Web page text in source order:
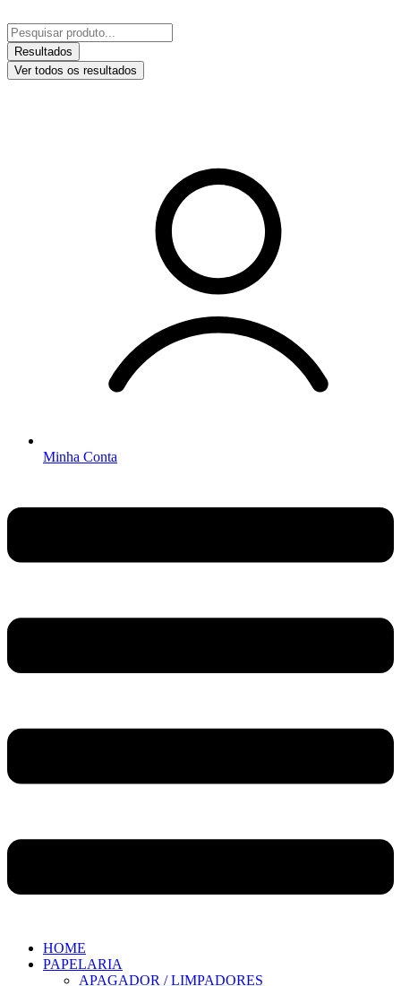
para
o
conteúdo
Pesquisar
...Resultados
Ver todos os resultados
Minha Conta
HOME
PAPELARIA
APAGADOR / LIMPADORES